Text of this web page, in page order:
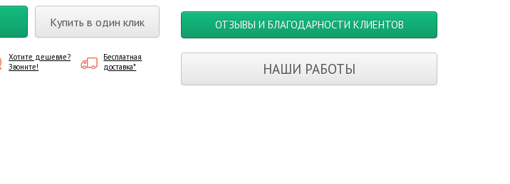
Купить в один клик
Хотите дешевле?
Звоните!
Бесплатная
доставка*
ОТЗЫВЫ И БЛАГОДАРНОСТИ КЛИЕНТОВ
НАШИ РАБОТЫ